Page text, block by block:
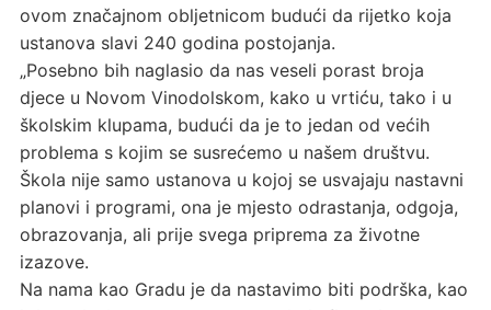
ovom značajnom obljetnicom budući da rijetko koja
ustanova slavi 240 godina postojanja.
„Posebno bih naglasio da nas veseli porast broja
djece u Novom Vinodolskom, kako u vrtiću, tako i u
školskim klupama, budući da je to jedan od većih
problema s kojim se susrećemo u našem društvu.
Škola nije samo ustanova u kojoj se usvajaju nastavni
planovi i programi, ona je mjesto odrastanja, odgoja,
obrazovanja, ali prije svega priprema za životne
izazove.
Na nama kao Gradu je da nastavimo biti podrška, kao